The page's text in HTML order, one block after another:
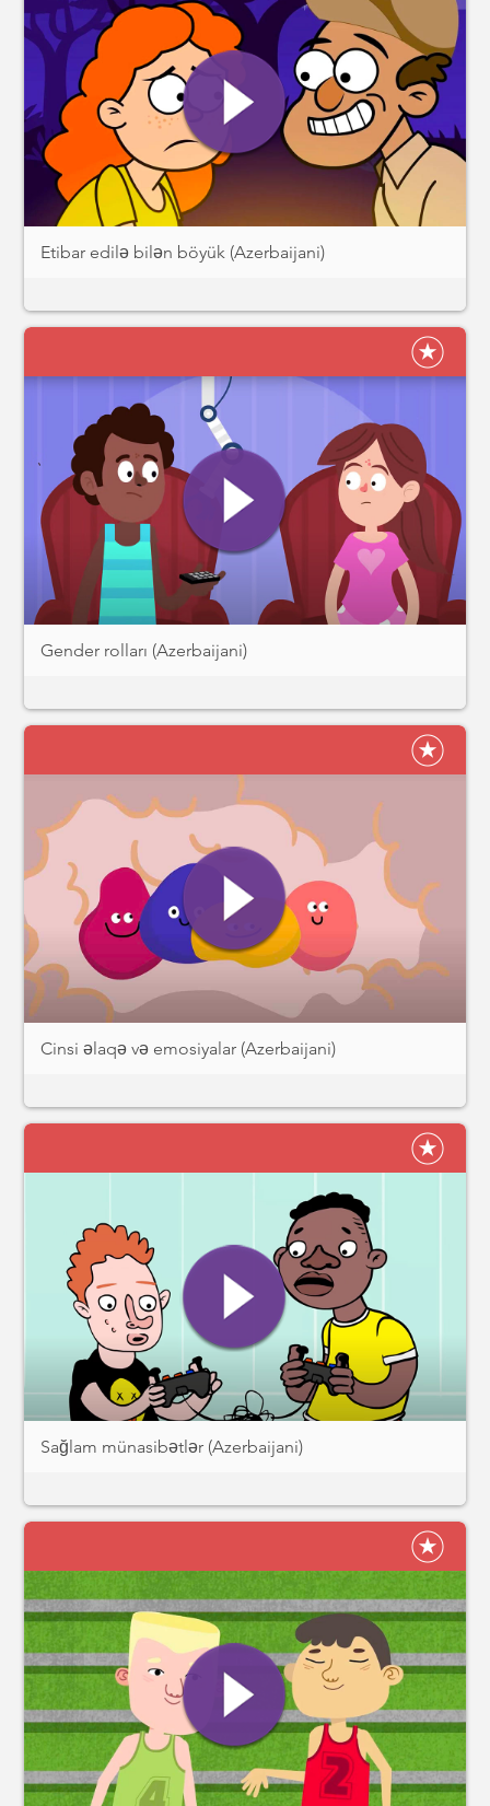
Etibar edilə bilən böyük (Azerbaijani)
Gender rolları (Azerbaijani)
Cinsi əlaqə və emosiyalar (Azerbaijani)
Sağlam münasibətlər (Azerbaijani)